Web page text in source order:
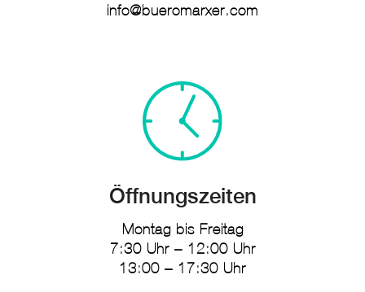
info@bueromarxer.com
Öffnungszeiten
Montag bis Freitag
7:30 Uhr – 12:00 Uhr
13:00 – 17:30 Uhr